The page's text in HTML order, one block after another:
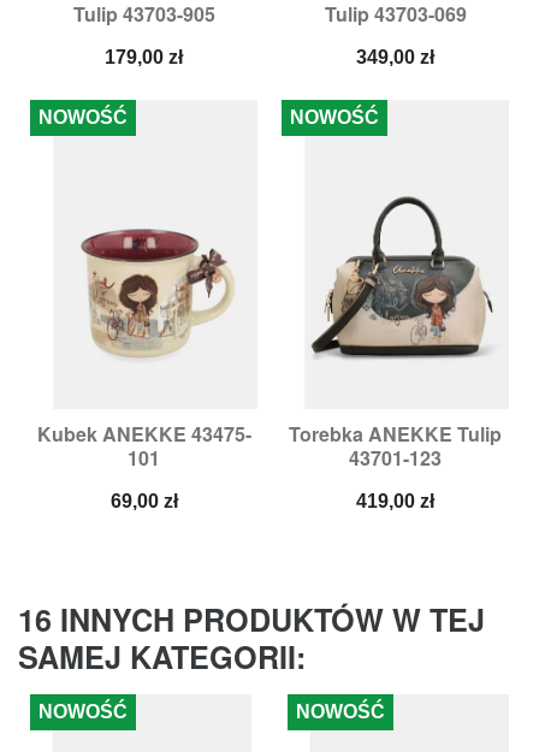
Tulip 43703-905
Cena
179,00 zł
Tulip 43703-069
Cena
349,00 zł
Kubek ANEKKE 43475-
101
Cena
69,00 zł
NOWOŚĆ
Torebka ANEKKE Tulip
43701-123
Cena
419,00 zł
NOWOŚĆ
16 INNYCH PRODUKTÓW W TEJ
SAMEJ KATEGORII:
NOWOŚĆ NOWOŚĆ